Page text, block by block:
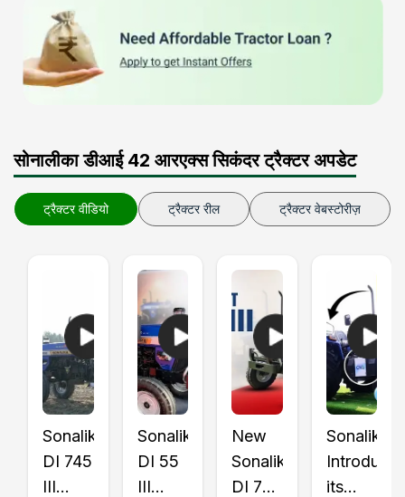
सोनालीका डीआई 42 आरएक्स सिकंदर ट्रैक्टर अपडेट
ट्रैक्टर वीडियो ट्रैक्टर रील ट्रैक्टर वेबस्टोरीज़
Sonalika
DI 745
III
Sonalika
DI 55
III
New
Sonalika
DI 745
Sonalika
Introduces
its